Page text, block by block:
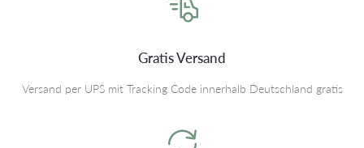
Gratis Versand
Versand per UPS mit Tracking Code innerhalb Deutschland gratis